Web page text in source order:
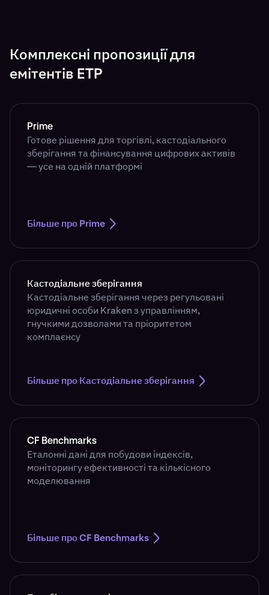
Комплексні пропозиції для
емітентів ETP
Prime
Готове рішення для торгівлі, кастодіального
зберігання та фінансування цифрових активів
— усе на одній платформі
Більше про Prime
Кастодіальне зберігання
Кастодіальне зберігання через регульовані
юридичні особи Kraken з управлінням,
гнучкими дозволами та пріоритетом
комплаєнсу
Більше про Кастодіальне зберігання
CF Benchmarks
Еталонні дані для побудови індексів,
моніторингу ефективності та кількісного
моделювання
Більше про CF Benchmarks